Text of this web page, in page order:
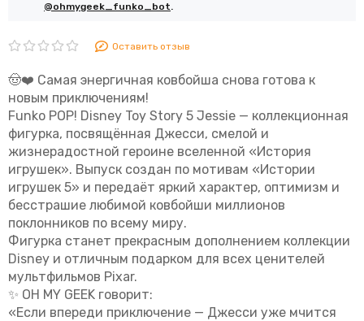
@ohmygeek_funko_bot.
Оставить отзыв
🤠❤️ Самая энергичная ковбойша снова готова к
новым приключениям!
Funko POP! Disney Toy Story 5 Jessie — коллекционная
фигурка, посвящённая Джесси, смелой и
жизнерадостной героине вселенной «История
игрушек». Выпуск создан по мотивам «Истории
игрушек 5» и передаёт яркий характер, оптимизм и
бесстрашие любимой ковбойши миллионов
поклонников по всему миру.
Фигурка станет прекрасным дополнением коллекции
Disney и отличным подарком для всех ценителей
мультфильмов Pixar.
✨ OH MY GEEK говорит:
«Если впереди приключение — Джесси уже мчится